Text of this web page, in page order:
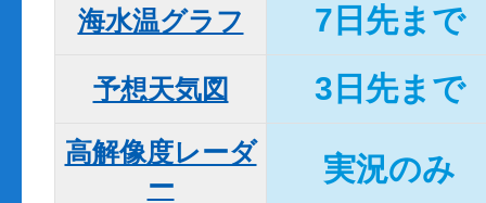
海水温グラフ 7日先まで
予想天気図 3日先まで
高解像度レーダ
ー
実況のみ